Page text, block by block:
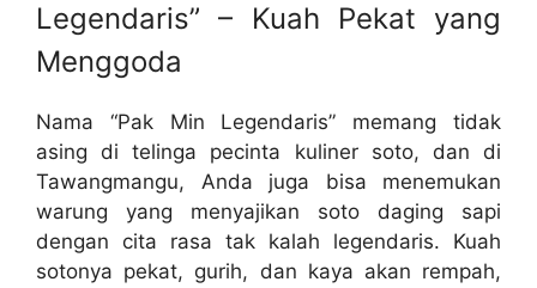
Legendaris” – Kuah Pekat yang
Menggoda
Nama “Pak Min Legendaris” memang tidak
asing di telinga pecinta kuliner soto, dan di
Tawangmangu, Anda juga bisa menemukan
warung yang menyajikan soto daging sapi
dengan cita rasa tak kalah legendaris. Kuah
sotonya pekat, gurih, dan kaya akan rempah,